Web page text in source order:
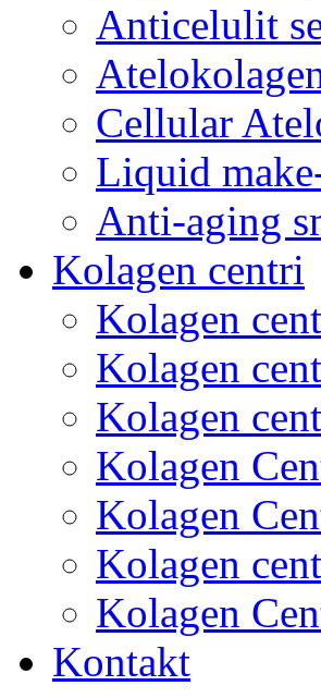
Anticelulit
Cellular
Liquid
Anti-aging
Kolagen centri
Kolagen
Kolagen
Kolagen
Kolagen
Kolagen
Kolagen
Kolagen
Kontakt